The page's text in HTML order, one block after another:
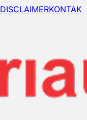
DISCLAIMERKONTAK